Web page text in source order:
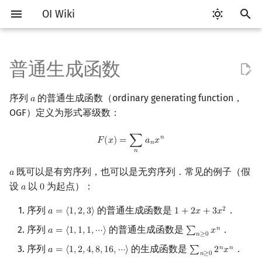
OI Wiki
入
以
开
Getting Started
关于本项目
OI Wiki 不是什么
格式手册
数学符号表
F.A.Q.
比赛相关简介
赛事
学习路线
学习资源
常见错误
常见技巧
出题
工具软件简介
代码编辑工具
VS Code
Atom
Notepad++
Kate
Cena
CCR Plus
命令行
命令行编译与调试
编译器
WSL (Windows 10)
Generator
Validator
Checker
语言基础简介
C++ 基础
变量
运算
高级数据类型
函数
STL 算法
bitset
pair
C++ 进阶
值类别
重载运算符
常量
新版 C++ 特性
C++ 与其他常用语言的区别
Pascal 转 C++ 急救
Python 速成
算法基础简介
复杂度
模拟
递归 & 分治
排序
冒泡排序
插入排序
基数排序
快速排序
搜索部分简介
DFS（搜索）
双向搜索
启发式搜索
迭代加深搜索
动态规划部分简介
动态规划基础
背包 DP
区间 DP
DAG 上的 DP
树形 DP
斜率优化
四边形不等式优化
WQS 二分
状态设计优化
字符串部分简介
字符串基础
字符串匹配
字符串哈希
字典树 (Trie)
前缀函数与 KMP 算法
数字系统简介
进位制
格雷码
数论基础
模算术简介
最大公约数
欧拉函数
分解质因数
基本运算
封闭形式
斐波那契数列的生成函数
展开方式一
展开方式二
牛顿二项式定理
卡特兰数的生成函数
排列组合
抽屉原理
斐波那契数列
错位排列
卡特兰数
斯特林数
线性代数简介
向量
矩阵
初等变换
行列式
线性空间
线性规划基础
单纯形法
基本概念
群论
域论
Schreier–Sims 算法
基本概念
条件概率与独立性
随机变量的数字特征
概率不等式
博弈论简介
公平组合游戏
非公平组合游戏
插值
数值积分
牛顿迭代法
数据结构部分简介
栈
链表
哈希表
并查集
堆
配对堆
左偏树
块状链表
树分块
李超线段树
猫树
值
Kinetic Tournament Tree
Splay 树
WBLT
笛卡尔树
Size Balanced Tree
可持久化块状数组
可持久化平衡树
可持久化可并堆
线段树套平衡树
树状数组套权值线段树
Euler Tour Tree
Top Tree
图论部分简介
图论相关概念
DFS（图论）
BFS（图论）
树上问题
树的中心
树的重心
树链剖分
树上启发式合并
有向无环图
k 短路
同余最短路
最小直径生成树
割点和桥
圆方树
最小割
费用流
Stoer–Wagner 算法
二分图最大权匹配
一般图最大匹配
稳定匹配
计算几何部分简介
二维计算几何基础
距离
Pick 定理
三角剖分
凸包
杂项简介
离散化
离线算法
整体二分
莫队算法
分数规划
随机化
爬山算法
模拟退火
悬线法
RMQ
并查集应用
线段树与离线询问
普通生成函数
序列 𝑎
a 的普通生成函数（ordinary generating function，
OGF）定义为形式幂级数：
𝐹(𝑥) = ∑
𝑛
𝑎𝑛𝑥𝑛
F(x )=∑nanx n
𝑎
a 既可以是有穷序列，也可以是无穷序列．常见的例子（假
设 𝑎
a 以0
0 为起点）：
序列 𝑎 = ⟨1,2,3⟩
a =⟨1 ,2,3⟩ 的普通生成函数是 1 +2𝑥 +3𝑥2
1 +2x+3x2
．
序列 𝑎 = ⟨1,1,1,⋯⟩
a =⟨1 ,1,1 ⋯⟩ 的普通生成函数是 ∑𝑛≥0𝑥𝑛
∑n≥0xn
．
序列 𝑎 = ⟨1,2,4,8,16, ⋯⟩
a =⟨1 ,2,4,8,16,⋯⟩ 的生成函数是 ∑𝑛≥0 2𝑛𝑥𝑛
∑n≥02nxn ．